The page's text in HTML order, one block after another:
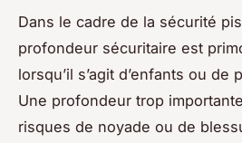
Dans le cadre de la sécurité
profondeur sécuritaire est
lorsqu’il s’agit d’enfants ou de
Une profondeur trop
risques de noyade ou de